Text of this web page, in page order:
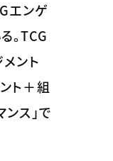
エンゲ
。TCG
ント
ト＋組
ス」で